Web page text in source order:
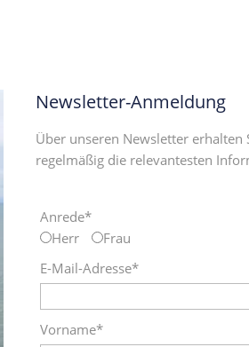
Newsletter-Anmeldung
Über unseren Newsletter erhalten
regelmäßig die relevantesten
Anrede*
Herr
Frau
E-Mail-Adresse*
Vorname*